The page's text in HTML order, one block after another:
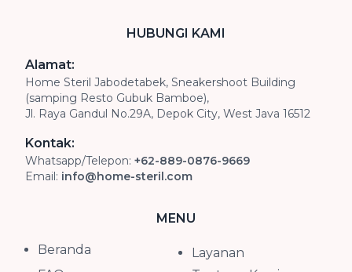
HUBUNGI KAMI
Alamat:
Home Steril Jabodetabek, Sneakershoot Building
(samping Resto Gubuk Bamboe),
Jl. Raya Gandul No.29A, Depok City, West Java 16512
Kontak:
Whatsapp/Telepon: +62-889-0876-9669
Email: info@home-steril.com
MENU
Beranda
Layanan